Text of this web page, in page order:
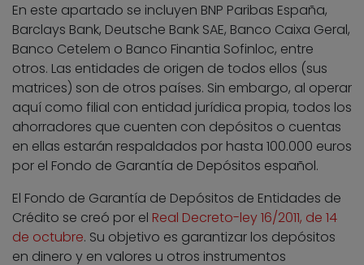
En este apartado se incluyen BNP Paribas España,
Barclays Bank, Deutsche Bank SAE, Banco Caixa Geral,
Banco Cetelem o Banco Finantia Sofinloc, entre
otros. Las entidades de origen de todos ellos (sus
matrices) son de otros países. Sin embargo, al operar
aquí como filial con entidad jurídica propia, todos los
ahorradores que cuenten con depósitos o cuentas
en ellas estarán respaldados por hasta 100.000 euros
por el Fondo de Garantía de Depósitos español.
El Fondo de Garantía de Depósitos de Entidades de
Crédito se creó por el Real Decreto-ley 16/2011, de 14
de octubre. Su objetivo es garantizar los depósitos
en dinero y en valores u otros instrumentos